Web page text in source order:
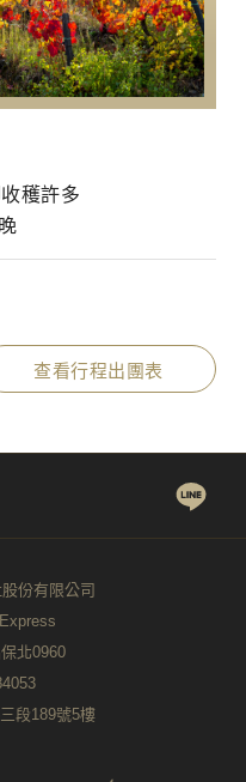
穫許多
查看行程出團表
份有限公司
北0960
段189號5樓